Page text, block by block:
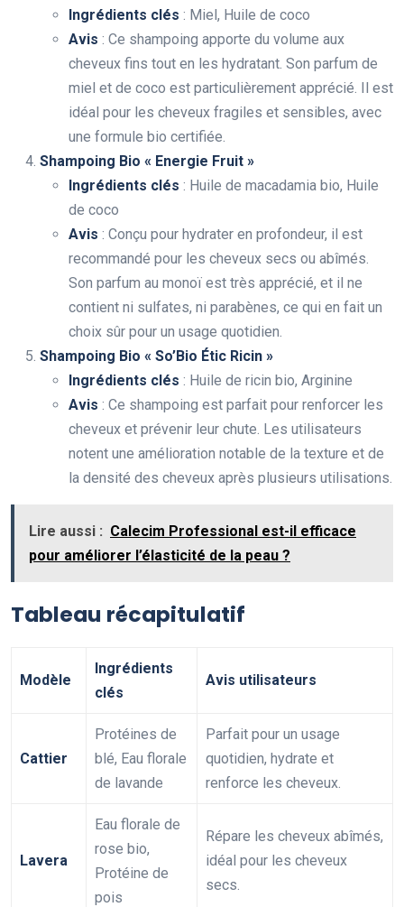
Ingrédients clés : Miel, Huile de coco
Avis : Ce shampoing apporte du volume aux
cheveux fins tout en les hydratant. Son parfum de
miel et de coco est particulièrement apprécié. Il est
idéal pour les cheveux fragiles et sensibles, avec
une formule bio certifiée.
Shampoing Bio « Energie Fruit »
Ingrédients clés : Huile de macadamia bio, Huile
de coco
Avis : Conçu pour hydrater en profondeur, il est
recommandé pour les cheveux secs ou abîmés.
Son parfum au monoï est très apprécié, et il ne
contient ni sulfates, ni parabènes, ce qui en fait un
choix sûr pour un usage quotidien.
Shampoing Bio « So’Bio Étic Ricin »
Ingrédients clés : Huile de ricin bio, Arginine
Avis : Ce shampoing est parfait pour renforcer les
cheveux et prévenir leur chute. Les utilisateurs
notent une amélioration notable de la texture et de
la densité des cheveux après plusieurs utilisations.
Lire aussi : Calecim Professional est-il efficace
pour améliorer l’élasticité de la peau ?
Tableau récapitulatif
Modèle
Ingrédients
clés
Avis utilisateurs
Cattier
Protéines de
blé, Eau florale
de lavande
Parfait pour un usage
quotidien, hydrate et
renforce les cheveux.
Lavera
Eau florale de
rose bio,
Protéine de
pois
Répare les cheveux abîmés,
idéal pour les cheveux
secs.